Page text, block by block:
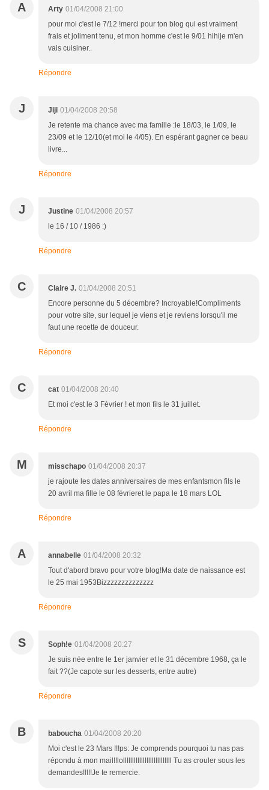
A Arty 01/04/2008 21:00
pour moi c'est le 7/12 !merci pour ton blog qui est vraiment
frais et joliment tenu, et mon homme c'est le 9/01 hihije m'en
vais cuisiner..
Répondre
J Jiji 01/04/2008 20:58
Je retente ma chance avec ma famille :le 18/03, le 1/09, le
23/09 et le 12/10(et moi le 4/05). En espérant gagner ce beau
livre...
Répondre
J Justine 01/04/2008 20:57
le 16 / 10 / 1986 :)
Répondre
C Claire J. 01/04/2008 20:51
Encore personne du 5 décembre? Incroyable!Compliments
pour votre site, sur lequel je viens et je reviens lorsqu'il me
faut une recette de douceur.
Répondre
C cat 01/04/2008 20:40
Et moi c'est le 3 Février ! et mon fils le 31 juillet.
Répondre
M misschapo 01/04/2008 20:37
je rajoute les dates anniversaires de mes enfantsmon fils le
20 avril ma fille le 08 févrieret le papa le 18 mars LOL
Répondre
A annabelle 01/04/2008 20:32
Tout d'abord bravo pour votre blog!Ma date de naissance est
le 25 mai 1953Bizzzzzzzzzzzzzz
Répondre
S Soph!e 01/04/2008 20:27
Je suis née entre le 1er janvier et le 31 décembre 1968, ça le
fait ??(Je capote sur les desserts, entre autre)
Répondre
B baboucha 01/04/2008 20:20
Moi c'est le 23 Mars !!!ps: Je comprends pourquoi tu nas pas
répondu à mon mail!!lolllllllllllllllllllllllllll Tu as crouler sous les
demandes!!!!!Je te remercie.